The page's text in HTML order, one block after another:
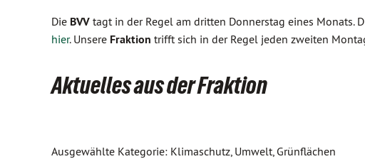
Die BVV tagt in der Regel am dritten Donnerstag eines
hier. Unsere Fraktion trifft sich in der Regel jeden zweiten
Aktuelles aus der Fraktion
Ausgewählte Kategorie: Klimaschutz, Umwelt, Grünflächen